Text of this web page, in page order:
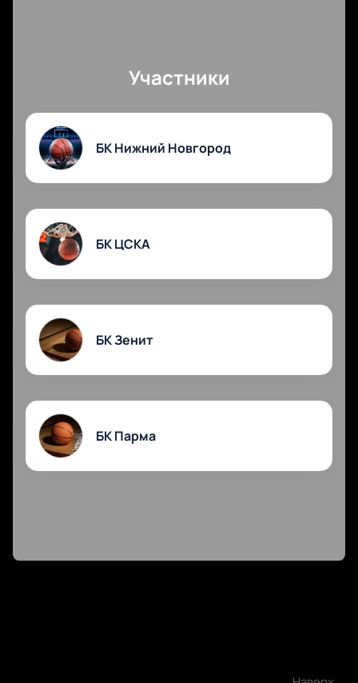
следует посетить игры Кубка Кондрашина и Белова,
чтобы посмотреть красивую игру в исполнении
одних из лучших клубов Лиги!
Участники
БК Нижний Новгород
БК ЦСКА
БК Зенит
БК Парма